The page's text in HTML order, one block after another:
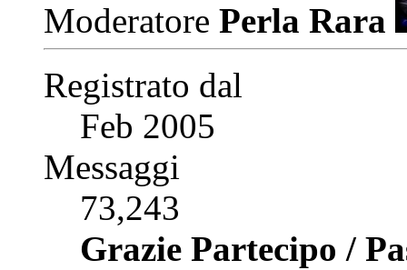
Moderatore Perla Rara
Registrato dal
Feb 2005
Messaggi
73,243
Grazie Partecipo /